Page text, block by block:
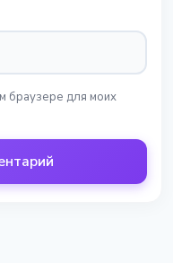
браузере для моих